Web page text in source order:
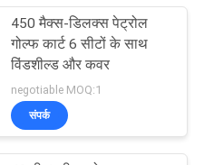
450 मैक्स-डिलक्स पेट्रोल
गोल्फ कार्ट 6 सीटों के साथ
विंडशील्ड और कवर
negotiable MOQ:1
संपर्क